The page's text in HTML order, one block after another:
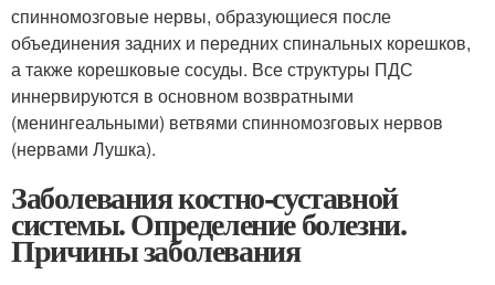
спинномозговые нервы, образующиеся после
объединения задних и передних спинальных корешков,
а также корешковые сосуды. Все структуры ПДС
иннервируются в основном возвратными
(менингеальными) ветвями спинномозговых нервов
(нервами Лушка).
Заболевания костно-суставной
системы. Определение болезни.
Причины заболевания